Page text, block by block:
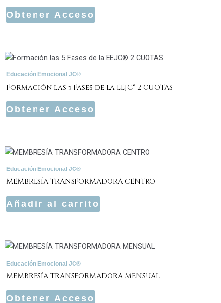
Obtener Acceso
Educación Emocional JC®
Formación las 5 Fases de la EEJC® 2 CUOTAS
Obtener Acceso
Educación Emocional JC®
MEMBRESÍA TRANSFORMADORA CENTRO
Añadir al carrito
Educación Emocional JC®
MEMBRESÍA TRANSFORMADORA MENSUAL
Obtener Acceso